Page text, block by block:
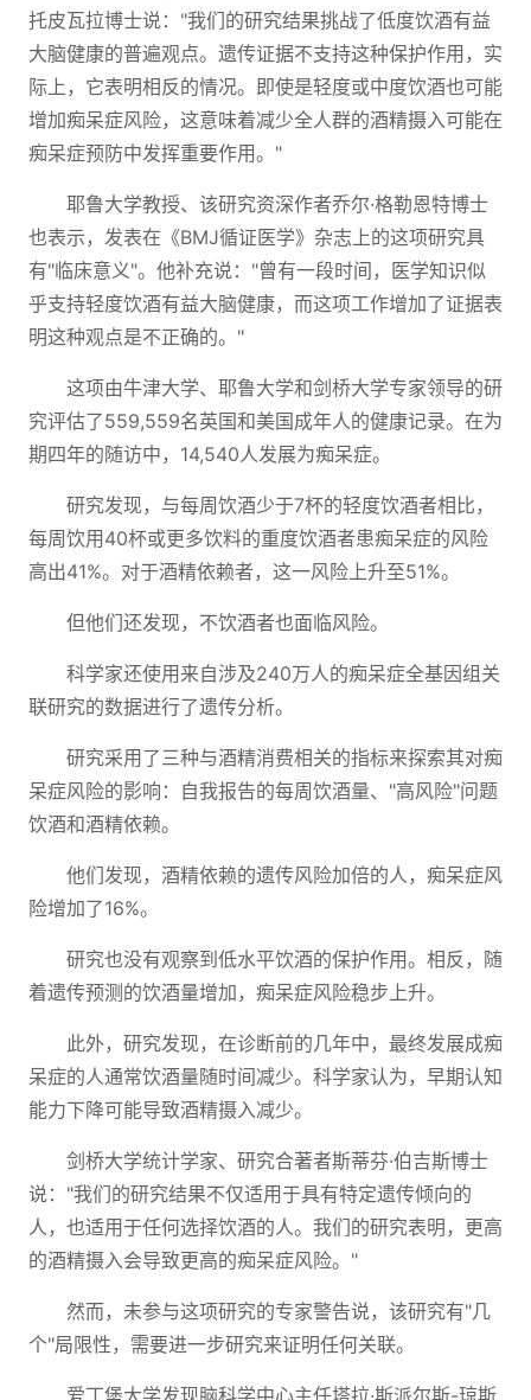
托皮瓦拉博士说："我们的研究结果挑战了低度饮酒有益
大脑健康的普遍观点。遗传证据不支持这种保护作用，实
际上，它表明相反的情况。即使是轻度或中度饮酒也可能
增加痴呆症风险，这意味着减少全人群的酒精摄入可能在
痴呆症预防中发挥重要作用。"
耶鲁大学教授、该研究资深作者乔尔·格勒恩特博士
也表示，发表在《BMJ循证医学》杂志上的这项研究具
有"临床意义"。他补充说："曾有一段时间，医学知识似
乎支持轻度饮酒有益大脑健康，而这项工作增加了证据表
明这种观点是不正确的。"
这项由牛津大学、耶鲁大学和剑桥大学专家领导的研
究评估了559,559名英国和美国成年人的健康记录。在为
期四年的随访中，14,540人发展为痴呆症。
研究发现，与每周饮酒少于7杯的轻度饮酒者相比，
每周饮用40杯或更多饮料的重度饮酒者患痴呆症的风险
高出41%。对于酒精依赖者，这一风险上升至51%。
但他们还发现，不饮酒者也面临风险。
科学家还使用来自涉及240万人的痴呆症全基因组关
联研究的数据进行了遗传分析。
研究采用了三种与酒精消费相关的指标来探索其对痴
呆症风险的影响：自我报告的每周饮酒量、"高风险"问题
饮酒和酒精依赖。
他们发现，酒精依赖的遗传风险加倍的人，痴呆症风
险增加了16%。
研究也没有观察到低水平饮酒的保护作用。相反，随
着遗传预测的饮酒量增加，痴呆症风险稳步上升。
此外，研究发现，在诊断前的几年中，最终发展成痴
呆症的人通常饮酒量随时间减少。科学家认为，早期认知
能力下降可能导致酒精摄入减少。
剑桥大学统计学家、研究合著者斯蒂芬·伯吉斯博士
说："我们的研究结果不仅适用于具有特定遗传倾向的
人，也适用于任何选择饮酒的人。我们的研究表明，更高
的酒精摄入会导致更高的痴呆症风险。"
然而，未参与这项研究的专家警告说，该研究有"几
个"局限性，需要进一步研究来证明任何关联。
爱丁堡大学发现脑科学中心主任塔拉·斯派尔斯-琼斯